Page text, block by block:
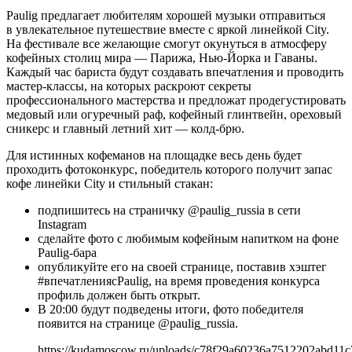
Paulig предлагает любителям хорошей музыки отправиться
в увлекательное путешествие вместе с яркой линейкой City.
На фестивале все желающие смогут окунуться в атмосферу
кофейных столиц мира — Парижа, Нью-Йорка и Гаваны.
Каждый час бариста будут создавать впечатления и проводить
мастер-классы, на которых раскроют секреты
профессионального мастерства и предложат продегустировать
медовый или огуречный раф, кофейный глинтвейн, ореховый
сникерс и главный летний хит — колд-брю.
Для истинных кофеманов на площадке весь день будет
проходить фотоконкурс, победитель которого получит запас
кофе линейки City и стильный стакан:
подпишитесь на страничку @paulig_russia в сети
Instagram
сделайте фото с любимым кофейным напитком на фоне
Paulig-бара
опубликуйте его на своей странице, поставив хэштег
#впечатлениясPaulig, на время проведения конкурса
профиль должен быть открыт.
В 20:00 будут подведены итоги, фото победителя
появится на странице @paulig_russia.